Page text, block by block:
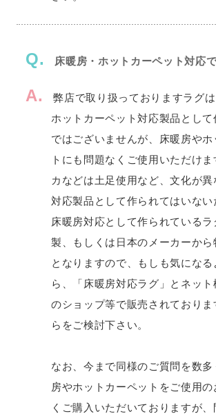
Q. 床暖房・ホットカーペット対応
A.
弊店で取り扱っておりますラグは
ホットカーペット対応製品とし
ではございませんが、床暖房やホ
トにも問題なくご使用いただけま
カなどは土足使用など、文化が
対応製品として作られてはいない
床暖房対応として作られているラ
製、もしくは日本のメーカーか
となりますので、もしも気になる
ら、「床暖房対応ラグ」とネッ
のショップ等で販売されておりま
らをご検討下さい。
なお、今まで同様のご質問を数多
房やホットカーペットをご使用の
くご購入いただいておりますが、